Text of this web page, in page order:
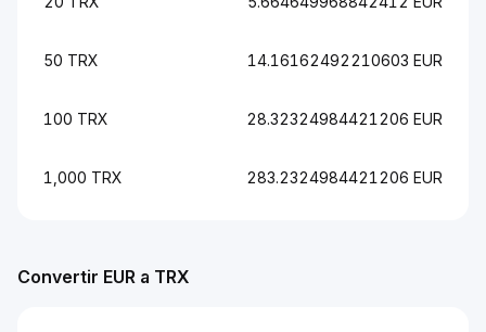
50 TRX 14.16162492210603 EUR
100 TRX 28.32324984421206 EUR
1,000 TRX 283.2324984421206 EUR
Convertir EUR a TRX